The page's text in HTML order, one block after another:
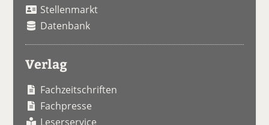
Stellenmarkt
Datenbank
Verlag
Fachzeitschriften
Fachpresse
Leserservice